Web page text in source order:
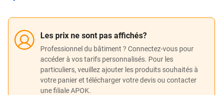
Les prix ne sont pas affichés?
Professionnel du bâtiment ? Connectez-vous pour
accéder à vos tarifs personnalisés. Pour les
particuliers, veuillez ajouter les produits souhaités à
votre panier et télécharger votre devis ou contacter
une filiale APOK.